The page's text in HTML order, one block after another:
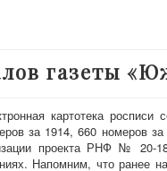
газеты
картотека росписи
за 1914, 660 номеров
проекта РНФ № 20-
Напомним, что ранее